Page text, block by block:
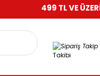
499 TL VE ÜZERİ
Takibi